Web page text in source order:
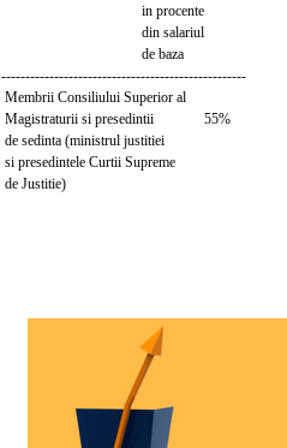
in procente
din salariul
de baza
---------------------------------------------------
Membrii Consiliului Superior al
Magistraturii si presedintii 55%
de sedinta (ministrul justitiei
si presedintele Curtii Supreme
de Justitie)